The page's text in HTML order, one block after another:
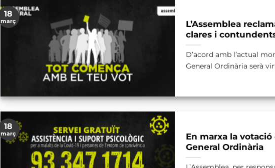
L’Assemblea
clares i
D’acord amb l’actual
General Ordinària serà
18
març
En marxa la
General Ordinària
18
març